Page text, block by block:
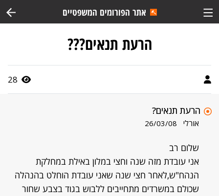
אתר הפורומים המשפטיים
הרעת תנאים???
28
הרעת תנאים?
אורלי 26/03/08
שלום רב
אני עובדת מזה שנה וחצי במלון באילת במחלקת
הנהח"ש,לאחר חצי שנה שאני עובדת הוחלט בהנהלה
שכולם במשרדים מתחייבים ללבוש בגוד בצבע שחור